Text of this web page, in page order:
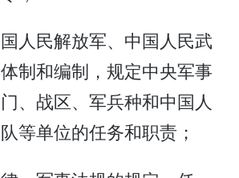
国人民解放军、中国人民武
制和编制，规定中央军事
、战区、军兵种和中国人
等单位的任务和职责；